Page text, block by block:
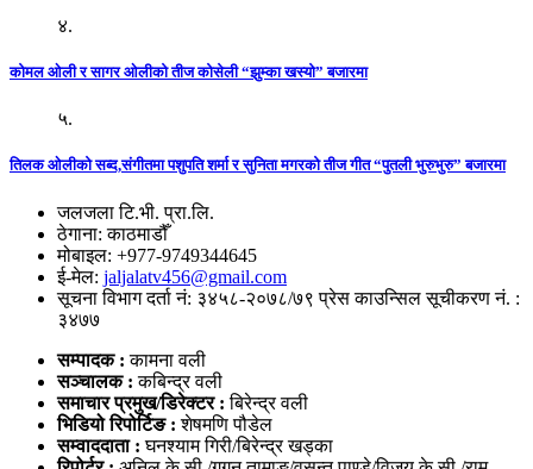
४.
कोमल ओली र सागर ओलीको तीज कोसेली “झुम्का खस्यो” बजारमा
५.
तिलक ओलीको सब्द,संगीतमा पशुपति शर्मा र सुनिता मगरको तीज गीत “पुतली भुरुभुरु” बजारमा
जलजला टि.भी. प्रा.लि.
ठेगाना: काठमाडौँ
मोबाइल: +977-9749344645
ई-मेल: jaljalatv456@gmail.com
सूचना विभाग दर्ता नं: ३४५८-२०७८/७९ प्रेस काउन्सिल सूचीकरण नं. :
३४७७
सम्पादक :कामना वली
सञ्‍चालक : कबिन्द्र वली
समाचार प्रमुख/डिरेक्टर :बिरेन्द्र वली
भिडियो रिपोर्टिङ : शेषमणि पौडेल
सम्वाददाता :घनश्याम गिरी/बिरेन्द्र खड्का